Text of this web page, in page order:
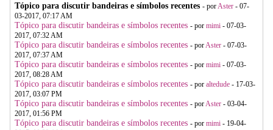
Tópico para discutir bandeiras e símbolos recentes - porAster - 07-
03-2017, 07:17 AM
Tópico para discutir bandeiras e símbolos recentes - por mimi - 07-03-
2017, 07:32 AM
Tópico para discutir bandeiras e símbolos recentes - porAster - 07-03-
2017, 07:37 AM
Tópico para discutir bandeiras e símbolos recentes - por mimi - 07-03-
2017, 08:28 AM
Tópico para discutir bandeiras e símbolos recentes - por altedude - 17-03-
2017, 03:07 PM
Tópico para discutir bandeiras e símbolos recentes - porAster - 03-04-
2017, 01:56 PM
Tópico para discutir bandeiras e símbolos recentes - por mimi - 19-04-